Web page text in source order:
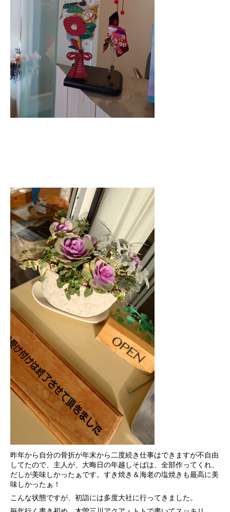
昨年から自分の骨折が年末から二度続き仕事はできますが不自由
してたので、主人が、大晦日の年越しそばは、全部作ってくれ、
だしが美味しかったぁです。すき焼き＆海老の塩焼きも最高に美
味しかったぁ！
こんな状態ですが、初詣には多度大社に行ってきました。